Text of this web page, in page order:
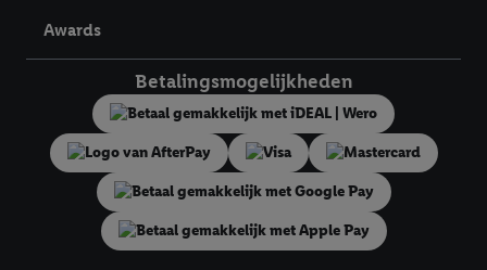
Awards
Betalingsmogelijkheden
verschillende eindapparaten en binnen verschillende Lidl-
en Lidl-diensten, met behulp van jouw gehashte e-mailadres en
met eventuele andere identifiers of met identifiers waarover
Criteo S.A. beschikt, aan jou kunnen worden toegewezen.
Onder "Aanpassen" kun je aangeven met welke cookies en
vergelijkbare technieken en met welke verwerkingsdoeleinden
je instemt. Verder kan je er meer informatie vinden over de
gegevensverwerking.
Door te klikken op "Weigeren", kies je voor de optie dat er enkel